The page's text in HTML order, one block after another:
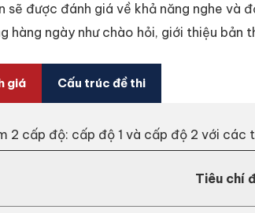
sẽ được đánh giá về khả năng nghe
hàng ngày như chào hỏi, giới thiệu bản
giá Cấu trúc đề thi
2 cấp độ: cấp độ 1 và cấp độ 2 với các
Tiêu chí